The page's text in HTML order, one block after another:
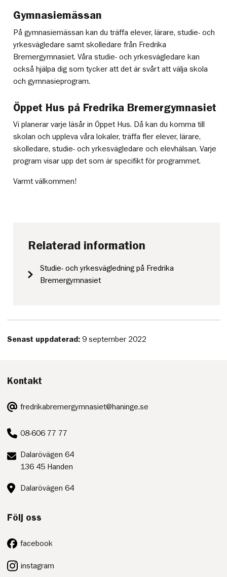
Gymnasiemässan
På gymnasiemässan kan du träffa elever, lärare, studie- och
yrkesvägledare samt skolledare från Fredrika
Bremergymnasiet. Våra studie- och yrkesvägledare kan
också hjälpa dig som tycker att det är svårt att välja skola
och gymnasieprogram.
Öppet Hus på Fredrika Bremergymnasiet
Vi planerar varje läsår in Öppet Hus. Då kan du komma till
skolan och uppleva våra lokaler, träffa fler elever, lärare,
skolledare, studie- och yrkesvägledare och elevhälsan. Varje
program visar upp det som är specifikt för programmet.
Varmt välkommen!
Relaterad information
Studie- och yrkesvägledning på Fredrika
Bremergymnasiet
Senast uppdaterad:9 september 2022
Kontakt
E-
post:
fredrikabremergymnasiet@haninge.se
Telefon:
08-606 77 77
Postadress:
Dalarövägen 64
136 45 Handen
Besöksadress:
Dalarövägen 64
Följ oss
facebook
instagram